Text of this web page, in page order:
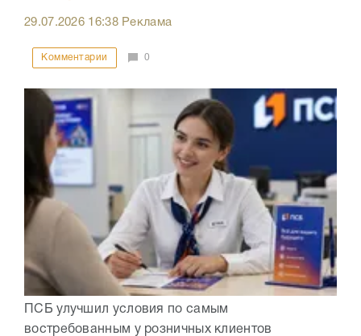
29.07.2026 16:38Реклама
Комментарии 0
ПСБ улучшил условия по самым
востребованным у розничных клиентов